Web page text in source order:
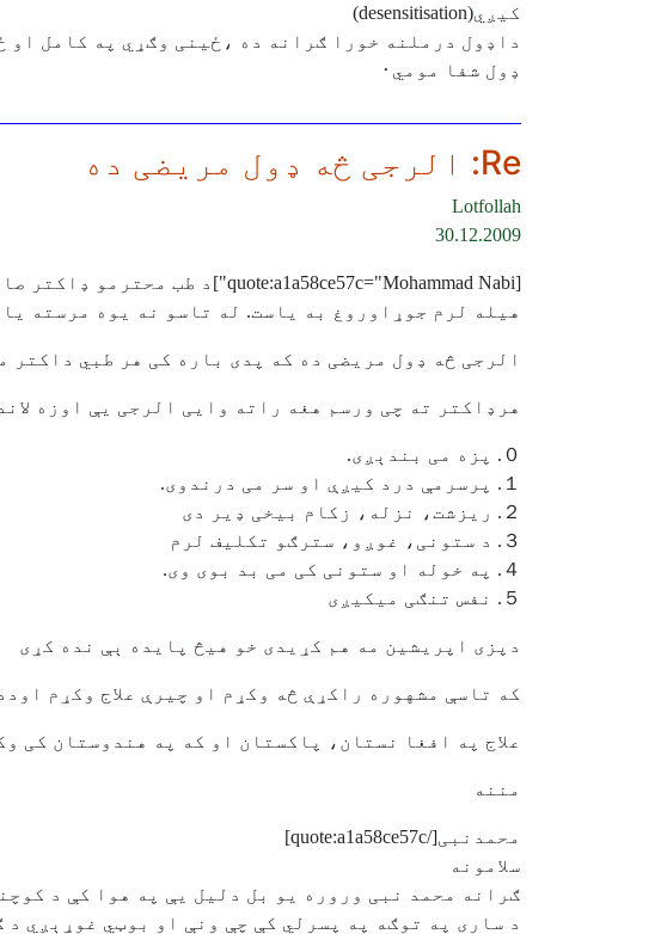
کيږي(desensitisation)
داډول درملنه خورا ګرانه ده ،ځينی وګړي په کامل او
ډول شفا مومي٠
Re: الرجی څه ډول مریضی ده
Lotfollah
30.12.2009
[quote:a1a58ce57c="Mohammad Nabi"]د طب محترمو ډاکتر صاحبانو السلام علېکم
هیله لرم جوړاوروغ به یاست. له تاسو نه يوه مرسته
الرجی څه ډول مریضی ده که پدی باره کی هر طبي داکتر
هرډاکتر ته چی ورسم هغه راته وایی الرجی یې اوزه
０. پزه می بندېږی.
１. پرسرمې درد کیږې او سر می درندوی.
２. ریزشت، نزله، زکام بیخی ډیر دی
３. د ستونی، غوږو، سترګو تکلیف لرم
４. په خوله او ستونی کی می بد بوی وی.
５. نفس تنګی میکیږی
دپزی اپریشین مه هم کړیدی خو هیڅ پایده ېې نده کړی
که تاسې مشهوره راکړې څه وکړم او چیرې علاج وکړم
علاج په افغا نستان، پاکستان او که په هندوستان کی
مننه
محمدنبی[/quote:a1a58ce57c]
سلامونه
ګرانه محمد نبی وروره یو بل دلیل یې په هوا کې د
د ساری په توګه په پسرلي کې چې ونې او بوټي غوړېږي